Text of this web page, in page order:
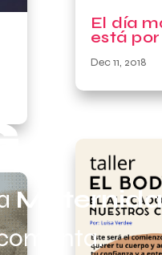
El día
está
Dec 11, 2018